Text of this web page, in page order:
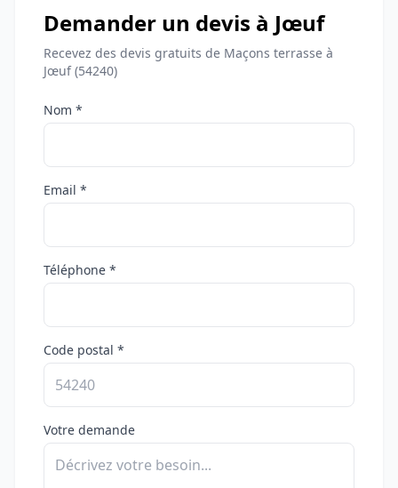
Demander un devis à Jœuf
Recevez des devis gratuits de Maçons terrasse à
Jœuf (54240)
Nom *
Email *
Téléphone *
Code postal *
Votre demande